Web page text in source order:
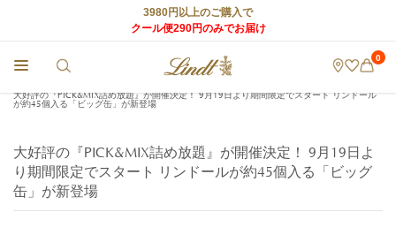
3980円以上のご購入で
クール便290円のみでお届け
0
大好評の『PICK&MIX詰め放題』が開催決定！ 9月19日より期間限定でスタート リンドール
が約45個入る「ビッグ缶」が新登場
大好評の『PICK&MIX詰め放題』が開催決定！ 9月19日よ
り期間限定でスタート リンドールが約45個入る「ビッグ
缶」が新登場